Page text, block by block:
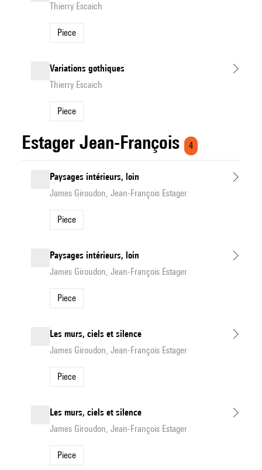
Thierry Escaich
Piece
Variations gothiques
Thierry Escaich
Piece
Estager Jean-François 4
Paysages intérieurs, loin
James Giroudon, Jean-François Estager
Piece
Paysages intérieurs, loin
James Giroudon, Jean-François Estager
Piece
Les murs, ciels et silence
James Giroudon, Jean-François Estager
Piece
Les murs, ciels et silence
James Giroudon, Jean-François Estager
Piece